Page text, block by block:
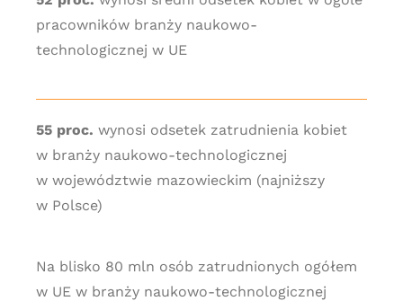
pracowników branży naukowo-
technologicznej w UE
55 proc. wynosi odsetek zatrudnienia kobiet
w branży naukowo-technologicznej
w województwie mazowieckim (najniższy
w Polsce)
Na blisko 80 mln osób zatrudnionych ogółem
w UE w branży naukowo-technologicznej